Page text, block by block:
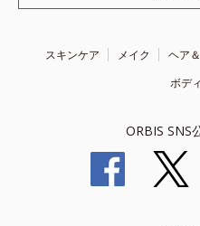
スキンケア メイク ヘア
ボデ
ORBIS SNS